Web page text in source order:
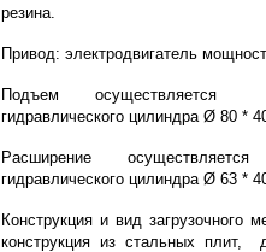
резина.
Привод: электродвигатель
Подъем
гидравлического цилиндра Ø 80 *
Расширение
гидравлического цилиндра Ø 63 *
Конструкция и вид загрузочного
конструкция из стальных плит,